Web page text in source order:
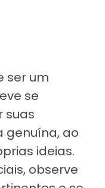
ser um
se
suas
genuína, ao
ideias.
observe